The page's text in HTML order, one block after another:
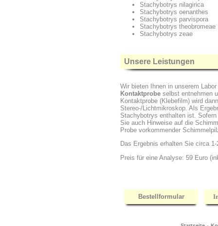
Stachybotrys nilagirica
Stachybotrys oenanthes
Stachybotrys parvispora
Stachybotrys theobromeae
Stachybotrys zeae
Unsere Leistungen
Wir bieten Ihnen in unserem
Kontaktprobe selbst entnehmen
Kontaktprobe (Klebefilm) wird
Stereo-/Lichtmikroskop. Als
Stachybotrys enthalten ist.
Sie auch Hinweise auf die
Probe vorkommender
Das Ergebnis erhalten Sie circa
Preis für eine Analyse: 59 Euro
Bestellformular